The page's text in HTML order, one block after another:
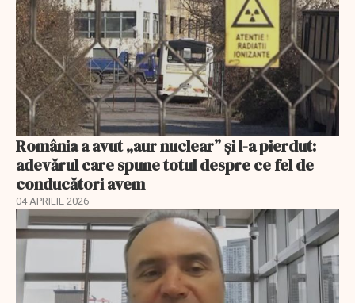
România a avut „aur nuclear” și l-a pierdut:
adevărul care spune totul despre ce fel de
conducători avem
04 APRILIE 2026